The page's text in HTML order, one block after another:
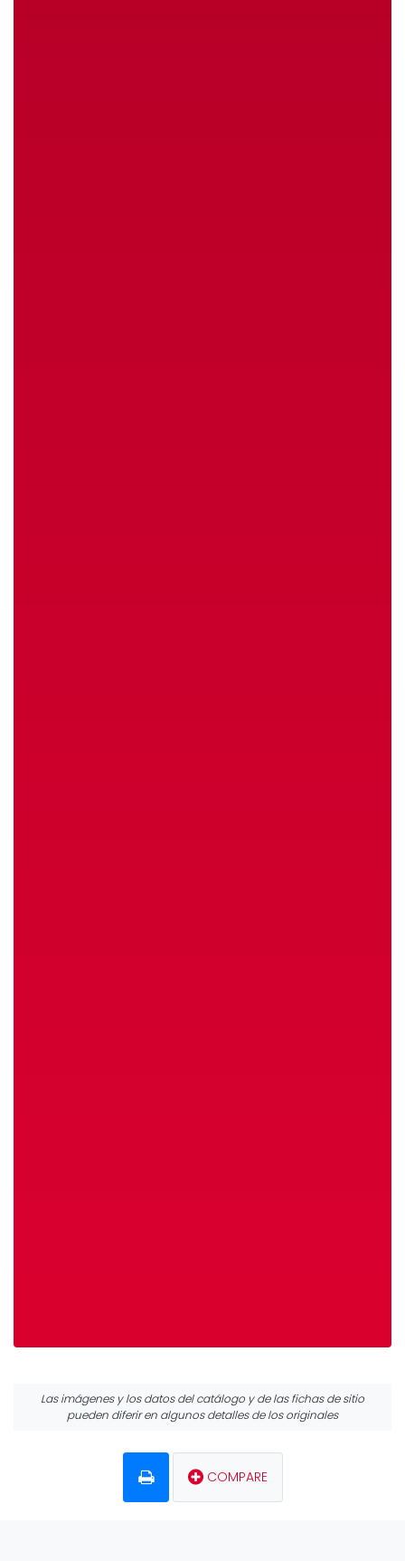
Las imágenes y los datos del catálogo y de las fichas de sitio
pueden diferir en algunos detalles de los originales
COMPARE